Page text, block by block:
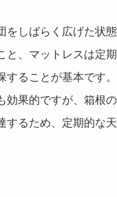
をしばらく広げた状
と、マットレスは定
することが基本です
効果的ですが、箱根
するため、定期的な